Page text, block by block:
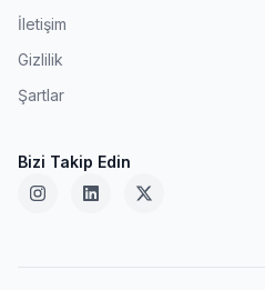
İletişim
Gizlilik
Şartlar
Bizi Takip Edin